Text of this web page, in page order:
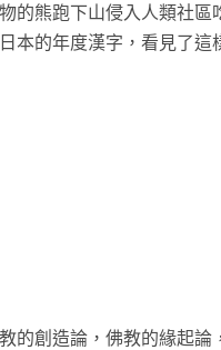
的熊跑下山侵入人類社區
本的年度漢字，看見了這
的創造論，佛教的緣起論